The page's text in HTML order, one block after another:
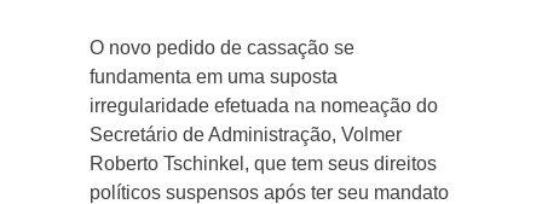
O novo pedido de cassação se
fundamenta em uma suposta
irregularidade efetuada na nomeação do
Secretário de Administração, Volmer
Roberto Tschinkel, que tem seus direitos
políticos suspensos após ter seu mandato